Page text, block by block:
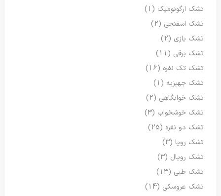
تشک ارگونومیک (1)
تشک اسفنجی (2)
تشک بازی (2)
تشک برقی (11)
تشک تک نفره (16)
تشک جهیزیه (1)
تشک خوابگاهی (2)
تشک خوشخواب (3)
تشک دو نفره (25)
تشک رویا (3)
تشک رویال (3)
تشک طبی (13)
تشک عروسکی (14)